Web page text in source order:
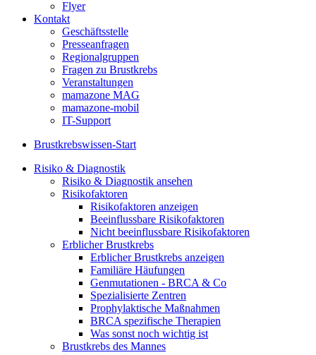
Flyer
Kontakt
Geschäftsstelle
Presseanfragen
Regionalgruppen
Fragen zu Brustkrebs
Veranstaltungen
mamazone MAG
mamazone-mobil
IT-Support
Brustkrebswissen-Start
Risiko & Diagnostik
Risiko & Diagnostik ansehen
Risikofaktoren
Risikofaktoren anzeigen
Beeinflussbare Risikofaktoren
Nicht beeinflussbare Risikofaktoren
Erblicher Brustkrebs
Erblicher Brustkrebs anzeigen
Familiäre Häufungen
Genmutationen - BRCA & Co
Spezialisierte Zentren
Prophylaktische Maßnahmen
BRCA spezifische Therapien
Was sonst noch wichtig ist
Brustkrebs des Mannes